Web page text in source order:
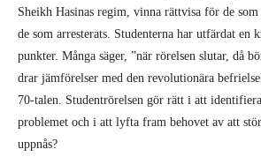
Sheikh Hasinas regim, vinna rättvisa för de
de som arresterats. Studenterna har utfärdat en
punkter. Många säger, ”när rörelsen slutar, då
drar jämförelser med den revolutionära
70-talen. Studentrörelsen gör rätt i att
problemet och i att lyfta fram behovet av att
uppnås?